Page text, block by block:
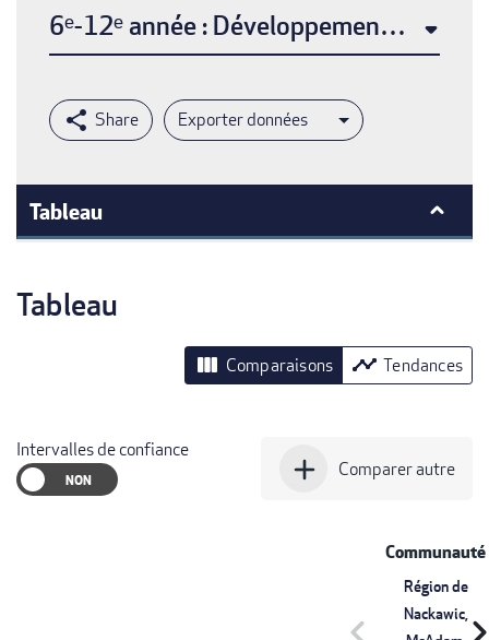
6ᵉ-12ᵉ année : Développement social
Exporter données
Tableau
Tableau
view_column Comparaisons timeline Tendances
Intervalles de confiance
add Comparer autre
Communauté
Région de
Nackawic,